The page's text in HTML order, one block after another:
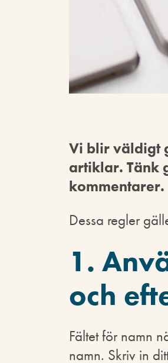
Vi blir väldigt
artiklar. Tänk
kommentarer.
Dessa regler
1.
och
Fältet för namn
namn. Skriv in